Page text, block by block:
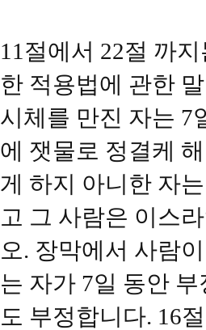
11절에서 22절 까
한 적용법에 관한
시체를 만진 자는 7
에 잿물로 정결케
게 하지 아니한 자
고 그 사람은 이스
오. 장막에서 사람
는 자가 7일 동안
도 부정합니다. 16